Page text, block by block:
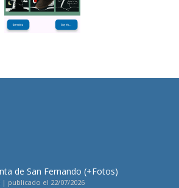
de San Fernando (+Fotos)
| publicado el 22/07/2026